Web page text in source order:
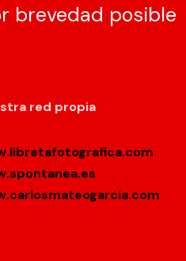
brevedad posible
red propia